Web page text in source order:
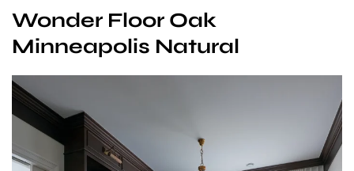
Wonder Floor Oak
Minneapolis Natural